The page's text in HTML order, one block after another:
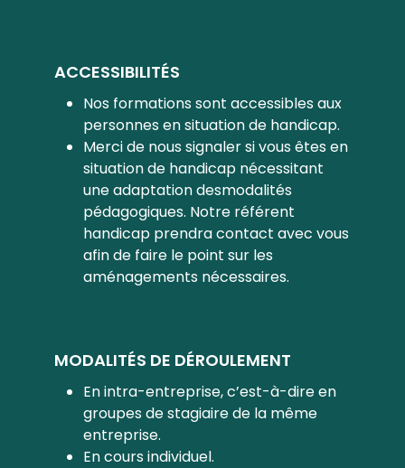
ACCESSIBILITÉS
Nos formations sont accessibles aux
personnes en situation de handicap.
Merci de nous signaler si vous êtes en
situation de handicap nécessitant
une adaptation desmodalités
pédagogiques. Notre référent
handicap prendra contact avec vous
afin de faire le point sur les
aménagements nécessaires.
MODALITÉS DE DÉROULEMENT
En intra-entreprise, c’est-à-dire en
groupes de stagiaire de la même
entreprise.
En cours individuel.